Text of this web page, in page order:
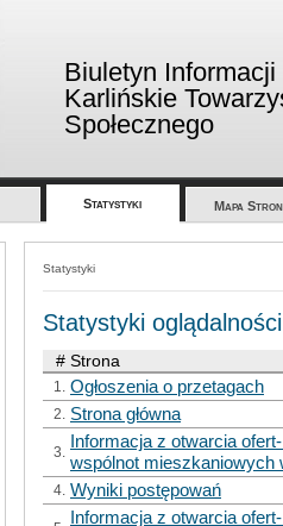
Biuletyn
Karlińskie
Społecznego
Statystyki Mapa
Statystyki
Statystyki oglądalności
# Strona
1. Ogłoszenia o przetagach
2. Strona główna
3.
Informacja z otwarcia
wspólnot mieszkaniowych
4. Wyniki postępowań
Informacja z otwarcia